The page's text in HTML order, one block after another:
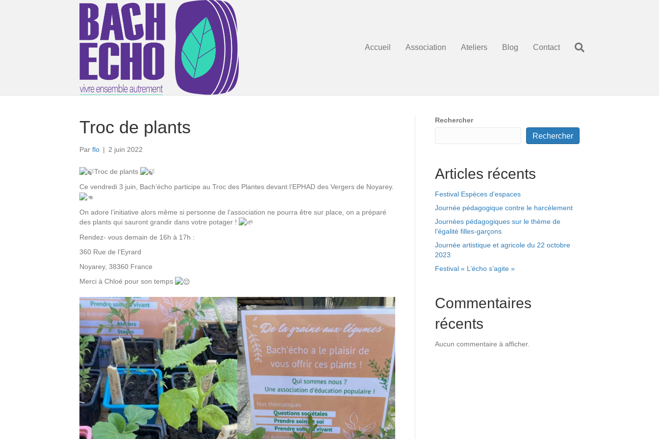
Accueil Association Ateliers Blog Contact
Troc de plants
Par flo | 2 juin 2022
Troc de plants
Ce vendredi 3 juin, Bach’écho participe au Troc des Plantes devant l’EPHAD des Vergers de Noyarey.
On adore l’initiative alors même si personne de l’association ne pourra être sur place, on a préparé
des plants qui sauront grandir dans votre potager !
Rendez- vous demain de 16h à 17h :
360 Rue de l’Eyrard
Noyarey, 38360 France
Merci à Chloé pour son temps
Rechercher
Rechercher
Articles récents
Festival Espèces d’espaces
Journée pédagogique contre le harcèlement
Journées pédagogiques sur le thème de
l’égalité filles-garçons
Journée artistique et agricole du 22 octobre
2023
Festival « L’écho s’agite »
Commentaires
récents
Aucun commentaire à afficher.